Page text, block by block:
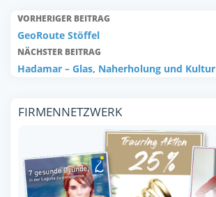
VORHERIGER BEITRAG
GeoRoute Stöffel
NÄCHSTER BEITRAG
Hadamar – Glas, Naherholung und Kultur
FIRMENNETZWERK